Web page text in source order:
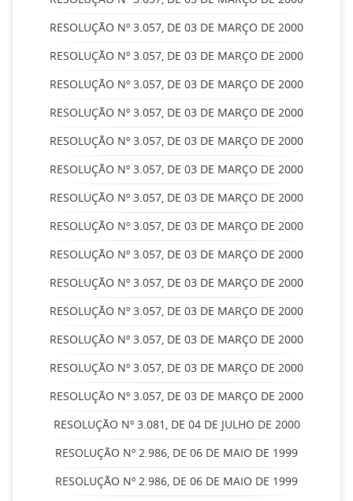
RESOLUÇÃO Nº 3.057, DE 03 DE MARÇO DE 2000
RESOLUÇÃO Nº 3.057, DE 03 DE MARÇO DE 2000
RESOLUÇÃO Nº 3.057, DE 03 DE MARÇO DE 2000
RESOLUÇÃO Nº 3.057, DE 03 DE MARÇO DE 2000
RESOLUÇÃO Nº 3.057, DE 03 DE MARÇO DE 2000
RESOLUÇÃO Nº 3.057, DE 03 DE MARÇO DE 2000
RESOLUÇÃO Nº 3.057, DE 03 DE MARÇO DE 2000
RESOLUÇÃO Nº 3.057, DE 03 DE MARÇO DE 2000
RESOLUÇÃO Nº 3.057, DE 03 DE MARÇO DE 2000
RESOLUÇÃO Nº 3.057, DE 03 DE MARÇO DE 2000
RESOLUÇÃO Nº 3.057, DE 03 DE MARÇO DE 2000
RESOLUÇÃO Nº 3.057, DE 03 DE MARÇO DE 2000
RESOLUÇÃO Nº 3.057, DE 03 DE MARÇO DE 2000
RESOLUÇÃO Nº 3.057, DE 03 DE MARÇO DE 2000
RESOLUÇÃO Nº 3.081, DE 04 DE JULHO DE 2000
RESOLUÇÃO Nº 2.986, DE 06 DE MAIO DE 1999
RESOLUÇÃO Nº 2.986, DE 06 DE MAIO DE 1999